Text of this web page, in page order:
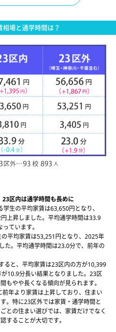
場と通学時間は？
区内は通学時間も長めに
生の平均家賃は63,650円となり、
上昇しました。平均通学時間は33.9
ています。
平均家賃は53,251円となり、2025年
た。平均通学時間は23.0分で、前年の
ると、平均家賃は23区内の方が10,399
10.9分長い結果となりました。23区
もやや長くなる傾向が見られます。
年より家賃は上昇しており、住まい
。特に23区外では家賃・通学時間と
との住まい選びでは、家賃だけでなく
することが大切です。